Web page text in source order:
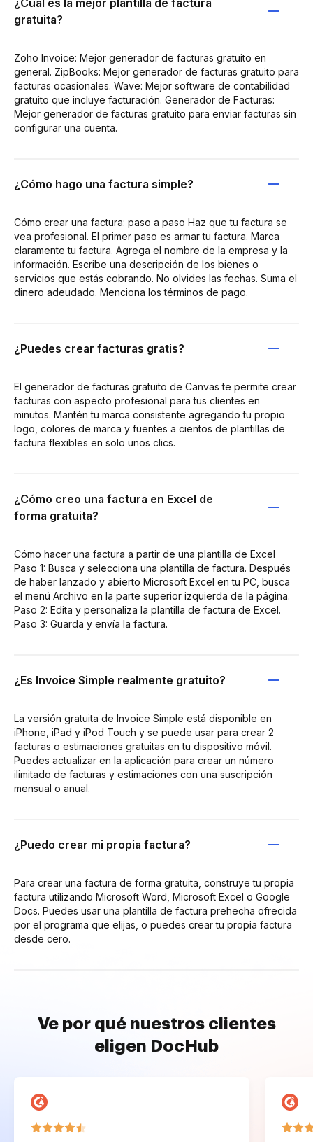
¿Cuál es la mejor plantilla de factura
gratuita?
Zoho Invoice: Mejor generador de facturas gratuito en
general. ZipBooks: Mejor generador de facturas gratuito para
facturas ocasionales. Wave: Mejor software de contabilidad
gratuito que incluye facturación. Generador de Facturas:
Mejor generador de facturas gratuito para enviar facturas sin
configurar una cuenta.
¿Cómo hago una factura simple?
Cómo crear una factura: paso a paso Haz que tu factura se
vea profesional. El primer paso es armar tu factura. Marca
claramente tu factura. Agrega el nombre de la empresa y la
información. Escribe una descripción de los bienes o
servicios que estás cobrando. No olvides las fechas. Suma el
dinero adeudado. Menciona los términos de pago.
¿Puedes crear facturas gratis?
El generador de facturas gratuito de Canvas te permite crear
facturas con aspecto profesional para tus clientes en
minutos. Mantén tu marca consistente agregando tu propio
logo, colores de marca y fuentes a cientos de plantillas de
factura flexibles en solo unos clics.
¿Cómo creo una factura en Excel de
forma gratuita?
Cómo hacer una factura a partir de una plantilla de Excel
Paso 1: Busca y selecciona una plantilla de factura. Después
de haber lanzado y abierto Microsoft Excel en tu PC, busca
el menú Archivo en la parte superior izquierda de la página.
Paso 2: Edita y personaliza la plantilla de factura de Excel.
Paso 3: Guarda y envía la factura.
¿Es Invoice Simple realmente gratuito?
La versión gratuita de Invoice Simple está disponible en
iPhone, iPad y iPod Touch y se puede usar para crear 2
facturas o estimaciones gratuitas en tu dispositivo móvil.
Puedes actualizar en la aplicación para crear un número
ilimitado de facturas y estimaciones con una suscripción
mensual o anual.
¿Puedo crear mi propia factura?
Para crear una factura de forma gratuita, construye tu propia
factura utilizando Microsoft Word, Microsoft Excel o Google
Docs. Puedes usar una plantilla de factura prehecha ofrecida
por el programa que elijas, o puedes crear tu propia factura
desde cero.
Ve por qué nuestros clientes
eligen DocHub